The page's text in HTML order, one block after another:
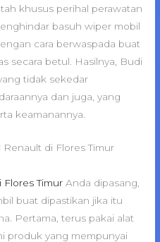
khusus perihal perawatan
basuh wiper mobil
cara berwaspada buat
secara betul. Hasilnya, Budi
tidak sekedar
dan juga, yang
keamanannya.
di Flores Timur
Flores Timur Anda dipasang,
buat dipastikan jika itu
Pertama, terus pakai alat
produk yang mempunyai